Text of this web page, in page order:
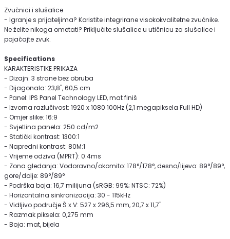
Zvučnici i slušalice
- Igranje s prijateljima? Koristite integrirane visokokvalitetne zvučnike.
Ne želite nikoga ometati? Priključite slušalice u utičnicu za slušalice i
pojačajte zvuk.
Specifications
KARAKTERISTIKE PRIKAZA
- Dizajn: 3 strane bez obruba
- Dijagonala: 23,8", 60,5 cm
- Panel: IPS Panel Technology LED, mat finiš
- Izvorna razlučivost: 1920 x 1080 100Hz (2,1 megapiksela Full HD)
- Omjer slike: 16:9
- Svjetlina panela: 250 cd/m2
- Statički kontrast: 1300:1
- Napredni kontrast: 80M:1
- Vrijeme odziva (MPRT): 0.4ms
- Zona gledanja: Vodoravno/okomito: 178°/178°, desno/lijevo: 89°/89°,
gore/dolje: 89°/89°
- Podrška boja: 16,7 milijuna (sRGB: 99%; NTSC: 72%)
- Horizontalna sinkronizacija: 30 - 115kHz
- Vidljivo područje Š x V: 527 x 296,5 mm, 20,7 x 11,7"
- Razmak piksela: 0,275 mm
- Boja: mat, bijela